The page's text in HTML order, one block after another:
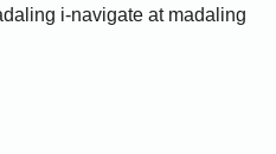
i-navigate at madaling